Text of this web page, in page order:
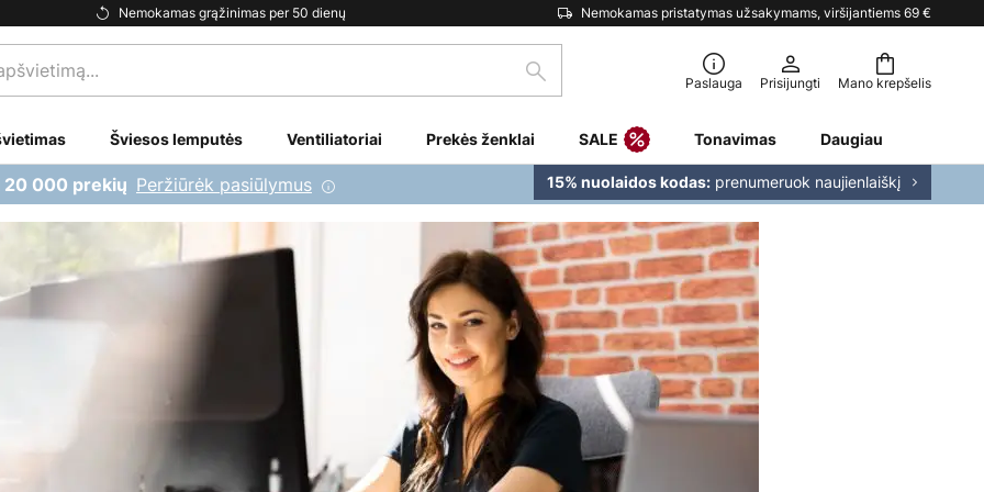
Nemokamas grąžinimas per 50 dienų Nemokamas pristatymas užsakymams, viršijantiems 69 €
Mano krepšelis
Paieška Paslauga Prisijungti
Šviesos lemputės Ventiliatoriai Prekės ženklai SALE Tonavimas Daugiau
20 000 prekių Peržiūrėk pasiūlymus 15% nuolaidos kodas: prenumeruok naujienlaiškį